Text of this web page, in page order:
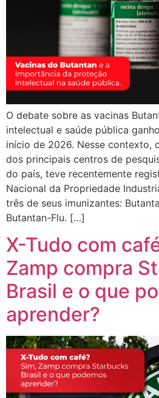
O debate sobre as vacinas
intelectual e saúde pública
início de 2026. Nesse contexto,
dos principais centros de
do país, teve recentemente
Nacional da Propriedade
três de seus imunizantes:
Butantan-Flu. […]
X-Tudo com
Zamp compra
Brasil e o que
aprender?